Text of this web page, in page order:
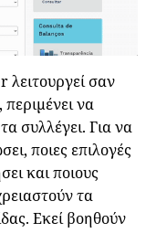
σαν
περιμένει να
συλλέγει. Για να
ποιες επιλογές
και ποιους
τα
Εκεί βοηθούν